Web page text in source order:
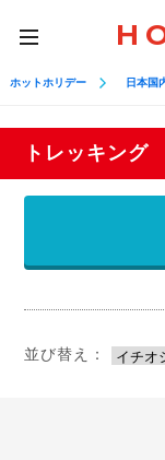
toggle
navigation
ホットホリデー 日本国
トレッキング
並び替え：